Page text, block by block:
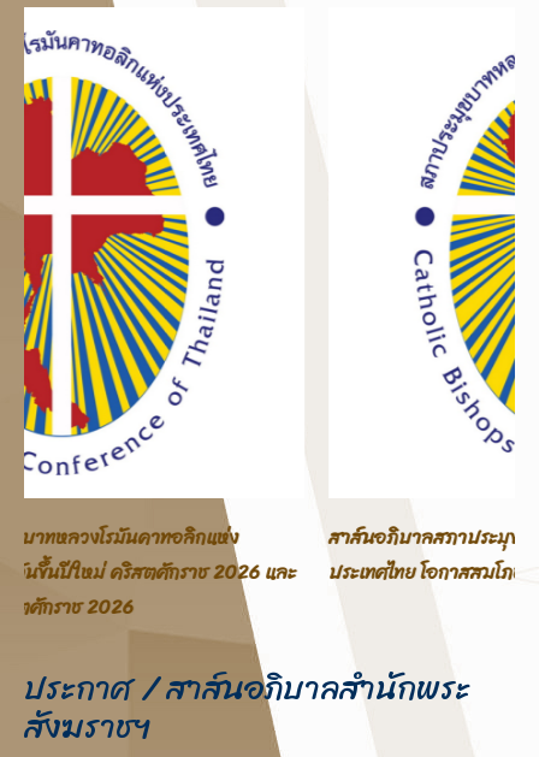
สาส์นอภิบาลสภาประมุขบาทหลวงโรมันคาทอลิกแห่ง
ประเทศไทย โอกาสสมโภชพระคริสตสมภพ คริสตศักราช 2025
ประกาศ / สาส์นอภิบาลสำนักพระ
สังฆราชฯ